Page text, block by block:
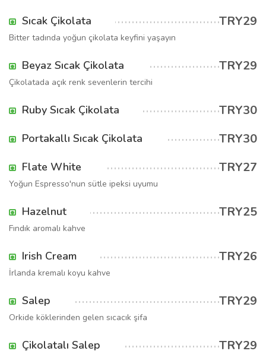
Sıcak Çikolata TRY29
Bitter tadında yoğun çikolata keyfini yaşayın
Beyaz Sıcak Çikolata TRY29
Çikolatada açık renk sevenlerin tercihi
Ruby Sıcak Çikolata TRY30
Portakallı Sıcak Çikolata TRY30
Flate White TRY27
Yoğun Espresso'nun sütle ipeksi uyumu
Hazelnut TRY25
Fındık aromalı kahve
Irish Cream TRY26
İrlanda kremalı koyu kahve
Salep TRY29
Orkide köklerinden gelen sıcacık şifa
Çikolatalı Salep TRY29